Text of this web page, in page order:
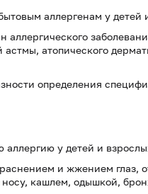
аллергенам у детей
атопического
определения
аллергию у детей и
и жжением глаз,
кашлем, одышкой,